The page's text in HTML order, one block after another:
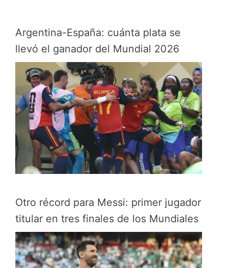
Argentina-España: cuánta plata se
llevó el ganador del Mundial 2026
Otro récord para Messi: primer jugador
titular en tres finales de los Mundiales